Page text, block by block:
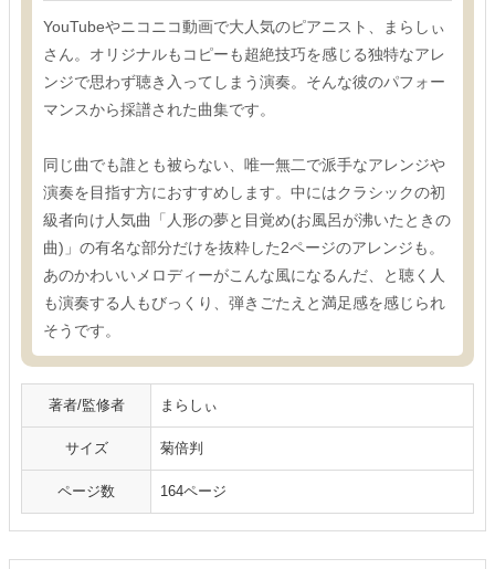
YouTubeやニコニコ動画で大人気のピアニスト、まらしぃ
さん。オリジナルもコピーも超絶技巧を感じる独特なアレ
ンジで思わず聴き入ってしまう演奏。そんな彼のパフォー
マンスから採譜された曲集です。
同じ曲でも誰とも被らない、唯一無二で派手なアレンジや
演奏を目指す方におすすめします。中にはクラシックの初
級者向け人気曲「人形の夢と目覚め(お風呂が沸いたときの
曲)」の有名な部分だけを抜粋した2ページのアレンジも。
あのかわいいメロディーがこんな風になるんだ、と聴く人
も演奏する人もびっくり、弾きごたえと満足感を感じられ
そうです。
著者/監修者 まらしぃ
サイズ 菊倍判
ページ数 164ページ